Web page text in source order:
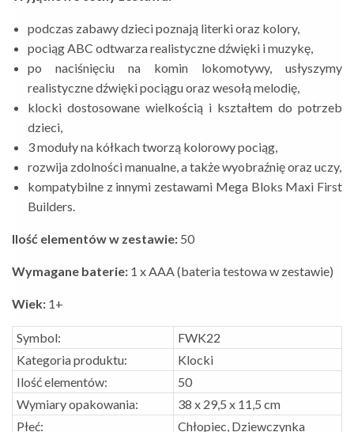
podczas zabawy dzieci poznają literki oraz kolory,
pociąg ABC odtwarza realistyczne dźwięki i muzykę,
po naciśnięciu na komin lokomotywy, usłyszymy
realistyczne dźwięki pociągu oraz wesołą melodię,
klocki dostosowane wielkością i kształtem do potrzeb
dzieci,
3 moduły na kółkach tworzą kolorowy pociąg,
rozwija zdolności manualne, a także wyobraźnię oraz uczy,
kompatybilne z innymi zestawami Mega Bloks Maxi First
Builders.
Ilość elementów w zestawie: 50
Wymagane baterie: 1 x AAA (bateria testowa w zestawie)
Wiek: 1+
Symbol:
FWK22
Kategoria produktu:
Klocki
Ilość elementów:
50
Wymiary opakowania:
38 x 29,5 x 11,5 cm
Płeć:
Chłopiec, Dziewczynka